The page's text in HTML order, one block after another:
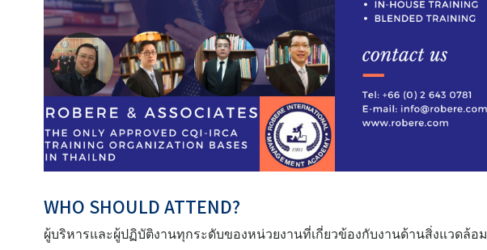
WHO SHOULD ATTEND?
ผู้บริหารและผู้ปฏิบัติงานทุกระดับของหน่วยงานที่เกี่ยวข้องกับงานด้านสิ่งแวดล้อม